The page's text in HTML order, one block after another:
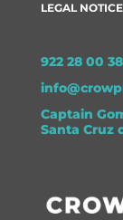
LEGAL NOTICE
922 28 00 38
Captain
Santa Cruz